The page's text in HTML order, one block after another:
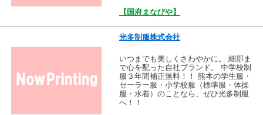
【国府まなびや】
光多制服株式会社
いつまでも美しくさわやかに。 細部ま
で心を配った自社ブランド。 中学校制
服３年間補正無料！！ 熊本の学生服・
セーラー服・小学校服（標準服・体操
服・水着）のことなら、ぜひ光多制服
へ！！